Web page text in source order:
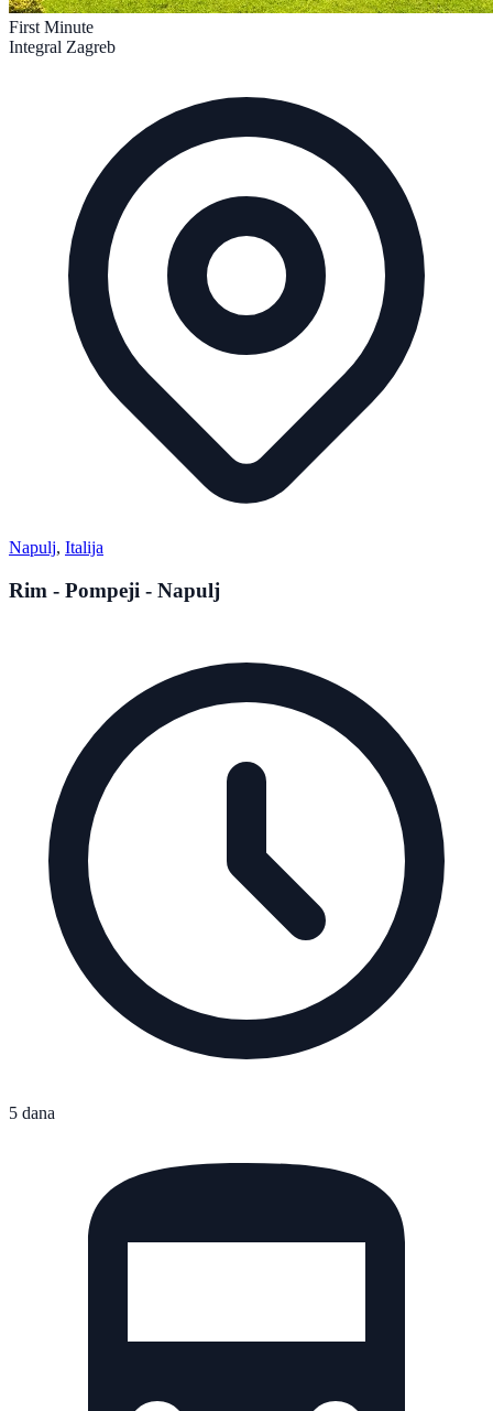
First Minute
Integral Zagreb
Napulj, Italija
Rim - Pompeji - Napulj
5 dana